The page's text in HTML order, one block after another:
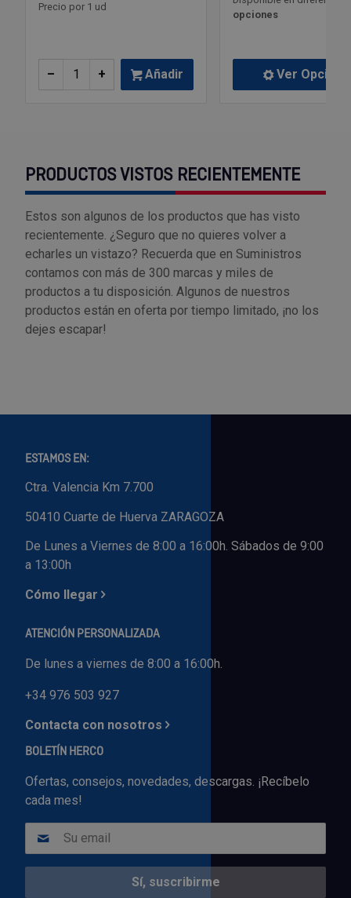
Precio por 1 ud
+
– Añadir
opciones
Ver
PRODUCTOS VISTOS RECIENTEMENTE
Estos son algunos de los productos que has visto
recientemente. ¿Seguro que no quieres volver a
echarles un vistazo? Recuerda que en Suministros
contamos con más de 300 marcas y miles de
productos a tu disposición. Algunos de nuestros
productos están en oferta por tiempo limitado, ¡no los
dejes escapar!
ESTAMOS EN:
Ctra. Valencia Km 7.700
50410 Cuarte de Huerva ZARAGOZA
De Lunes a Viernes de 8:00 a 16:00h. Sábados de 9:00
a 13:00h
Cómo llegar
ATENCIÓN PERSONALIZADA
De lunes a viernes de 8:00 a 16:00h.
+34 976 503 927
Contacta con nosotros
BOLETÍN HERCO
Ofertas, consejos, novedades, descargas. ¡Recíbelo
cada mes!